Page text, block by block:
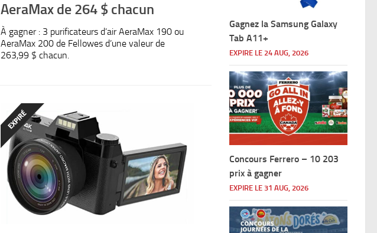
AeraMax de 264 $ chacun
À gagner : 3 purificateurs d’air AeraMax 190 ou
AeraMax 200 de Fellowes d’une valeur de
263,99 $ chacun.
Gagnez la Samsung Galaxy
Tab A11+
EXPIRE LE 24 AUG, 2026
Concours Ferrero – 10 203
prix à gagner
EXPIRE LE 31 AUG, 2026